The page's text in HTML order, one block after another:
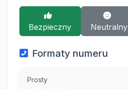
Bezpieczny Neutralny
Formaty numeru
Prosty